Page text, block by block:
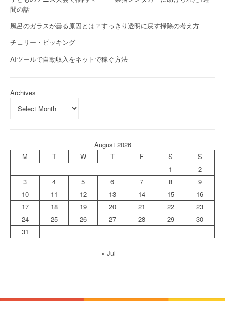
間の話
風呂のガラスが曇る原因とは？すっきり透明に戻す掃除の考え方
チェリー・ピッキング
AIツールで自動収入をネットで稼ぐ方法
Archives
August 2026
M
T W T F S
S
1
2
3
4 5 6 7 8
9
10
11 12 13 14 15
16
17
18 19 20 21 22
23
24
25 26 27 28 29
30
31
« Jul